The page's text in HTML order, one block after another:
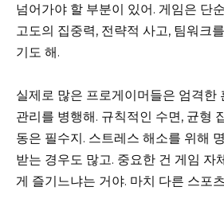
넘어가야 할 부분이 있어. 게임은 단
고도의 집중력, 전략적 사고, 팀워크
기도 해.
실제로 많은 프로게이머들은 엄격한
관리를 병행해. 규칙적인 수면, 균형
동은 필수지. 스트레스 해소를 위해
받는 경우도 많고. 중요한 건 게임 자
게 즐기느냐는 거야. 마치 다른 스포